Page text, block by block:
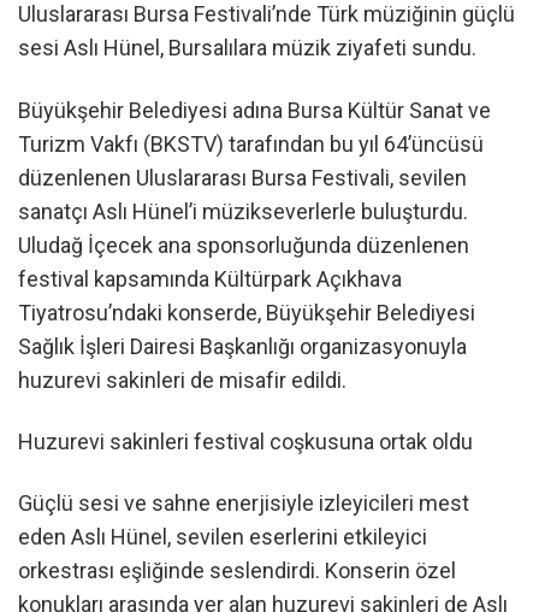
Uluslararası Bursa Festivali’nde Türk müziğinin güçlü
sesi Aslı Hünel, Bursalılara müzik ziyafeti sundu.
Büyükşehir Belediyesi adına Bursa Kültür Sanat ve
Turizm Vakfı (BKSTV) tarafından bu yıl 64’üncüsü
düzenlenen Uluslararası Bursa Festivali, sevilen
sanatçı Aslı Hünel’i müzikseverlerle buluşturdu.
Uludağ İçecek ana sponsorluğunda düzenlenen
festival kapsamında Kültürpark Açıkhava
Tiyatrosu’ndaki konserde, Büyükşehir Belediyesi
Sağlık İşleri Dairesi Başkanlığı organizasyonuyla
huzurevi sakinleri de misafir edildi.
Huzurevi sakinleri festival coşkusuna ortak oldu
Güçlü sesi ve sahne enerjisiyle izleyicileri mest
eden Aslı Hünel, sevilen eserlerini etkileyici
orkestrası eşliğinde seslendirdi. Konserin özel
konukları arasında yer alan huzurevi sakinleri de Aslı